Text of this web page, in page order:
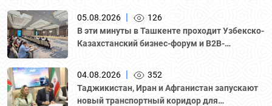
05.08.2026 |
126
В эти минуты в Ташкенте проходит Узбекско-
Казахстанский бизнес-форум и B2B-
Национальной палатой предпринимателей
Казахстана "Атамекен."
04.08.2026 |
352
Таджикистан, Иран и Афганистан запускают
новый транспортный коридор для